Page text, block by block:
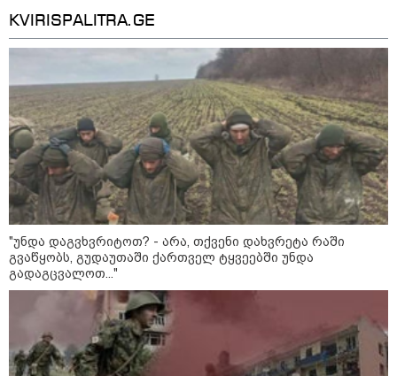
12:46 / 07-08-2026
ოკუპირებულ აფხაზეთში საწვავის
დეფიციტია, კილომეტრიანი რიგები და
შეზღუდვა საწვავის ჩასხმაზე - რა
ინფორმაციას აქვეყნებს "დემოკრატიის
კვლევის ინსტიტუტი“
KVIRISPALITRA.GE
"უნდა დაგვხვრიტოთ? - არა, თქვენი დახვრეტა რაში
გვაწყობს, გუდაუთაში ქართველ ტყვეებში უნდა
გადაგცვალოთ..."